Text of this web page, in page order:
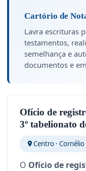
Cartório de
Lavra escrituras
testamentos,
semelhança e
documentos e
Ofício de
3º tabelionato
Centro · Cornélio
O Ofício de